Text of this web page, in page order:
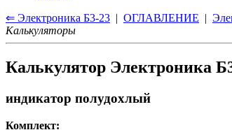
⇐ Электроника Б3-23 | ОГЛАВЛЕНИЕ |
Калькуляторы
Калькулятор Электроника
индикатор полудохлый
Комплект: